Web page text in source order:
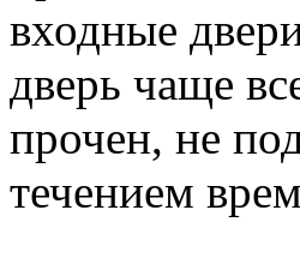
входные
дверь чаще
прочен, не
течением